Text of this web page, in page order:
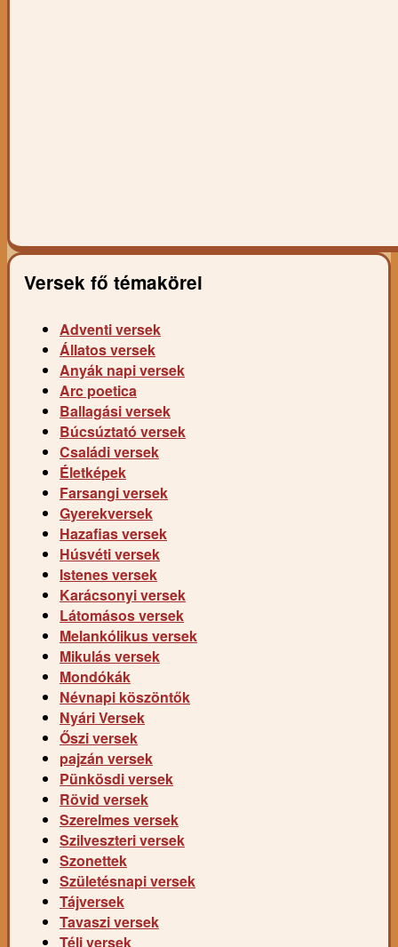
Versek fő témakörei
Adventi versek
Állatos versek
Anyák napi versek
Arc poetica
Ballagási versek
Búcsúztató versek
Családi versek
Életképek
Farsangi versek
Gyerekversek
Hazafias versek
Húsvéti versek
Istenes versek
Karácsonyi versek
Látomásos versek
Melankólikus versek
Mikulás versek
Mondókák
Névnapi köszöntők
Nyári Versek
Őszi versek
pajzán versek
Pünkösdi versek
Rövid versek
Szerelmes versek
Szilveszteri versek
Szonettek
Születésnapi versek
Tájversek
Tavaszi versek
Téli versek